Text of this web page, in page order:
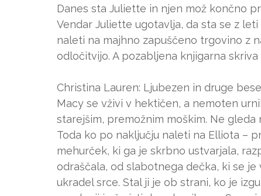
Danes sta Juliette in njen mož končno
Vendar Juliette ugotavlja, da sta se z
naleti na majhno zapuščeno trgovino z
odločitvijo. A pozabljena knjigarna skriva
Christina Lauren: Ljubezen in druge
Macy se vživi v hektičen, a nemoten
starejšim, premožnim moškim. Ne
Toda ko po naključju naleti na Elliota –
mehurček, ki ga je skrbno ustvarjala,
odraščala, od slabotnega dečka, ki se
ukradel srce. Stal ji je ob strani, ko je